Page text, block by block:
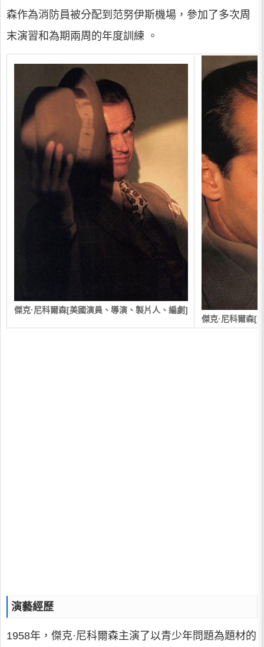
森作為消防員被分配到范努伊斯機場，參加了多次周
末演習和為期兩周的年度訓練 。
傑克·尼科爾森[美國演員、導演、製片人、編劇]
傑克·尼科爾森[
演藝經歷
1958年，傑克·尼科爾森主演了以青少年問題為題材的